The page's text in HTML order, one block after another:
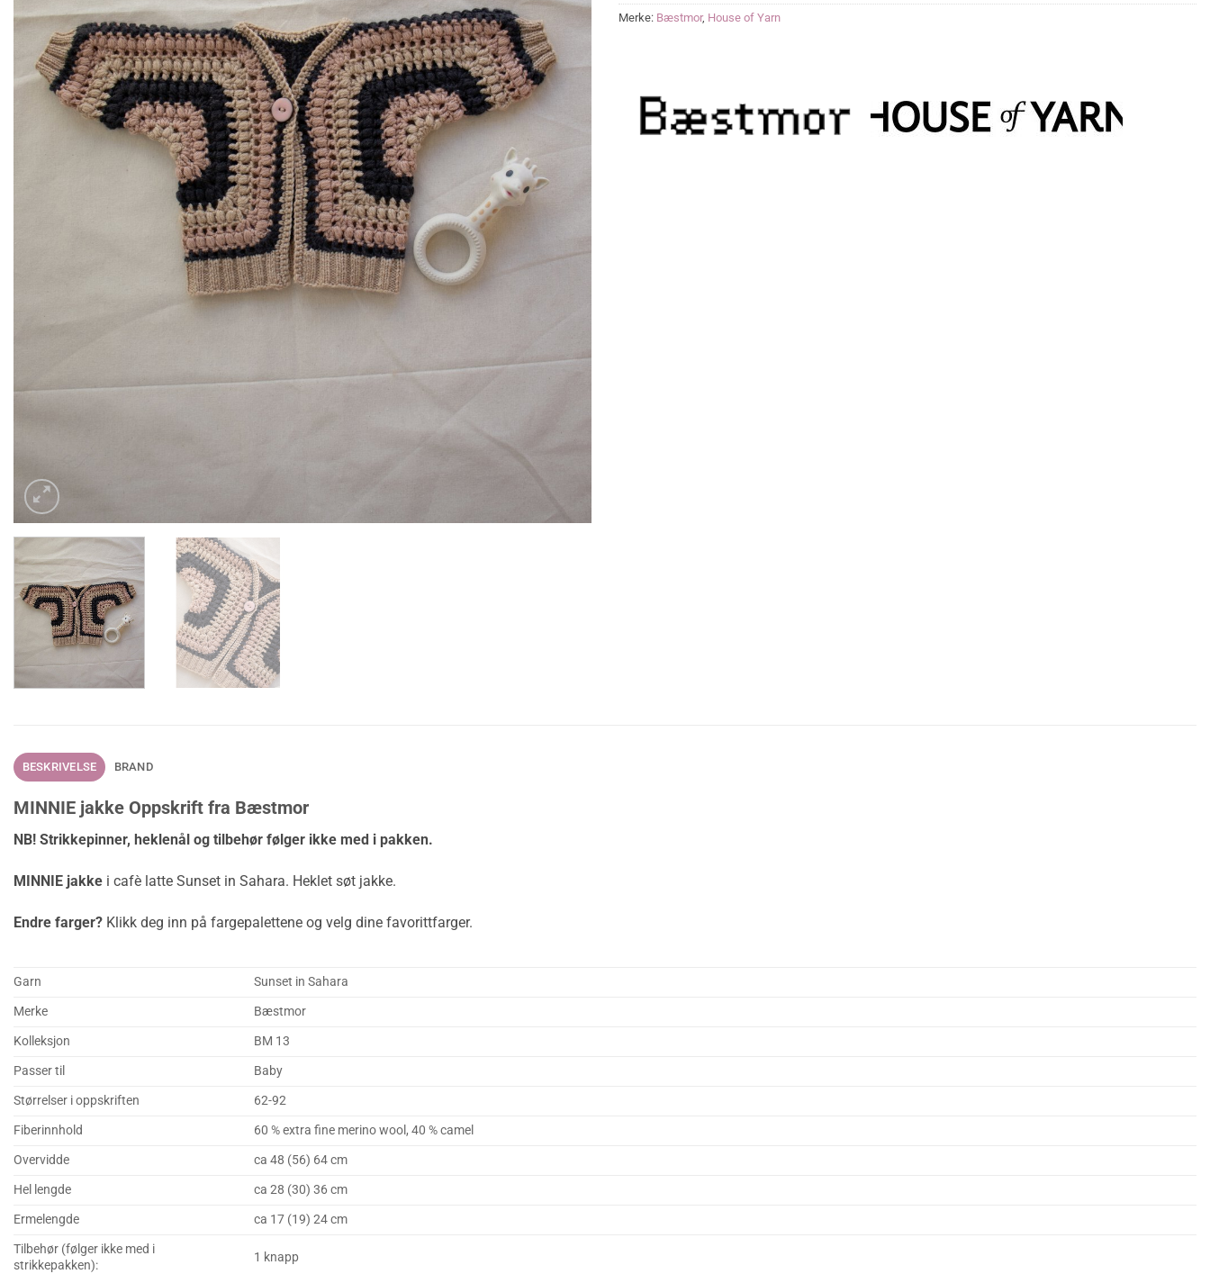
Merke: Bæstmor, House of Yarn
BESKRIVELSE BRAND
MINNIE jakke Oppskrift fra Bæstmor
NB! Strikkepinner, heklenål og tilbehør følger ikke med i pakken.
MINNIE jakke i cafè latte Sunset in Sahara. Heklet søt jakke.
Endre farger? Klikk deg inn på fargepalettene og velg dine favorittfarger.
Garn
Sunset in Sahara
Merke
Bæstmor
Kolleksjon
BM 13
Passer til
Baby
Størrelser i oppskriften
62-92
Fiberinnhold
60 % extra fine merino wool, 40 % camel
Overvidde
ca 48 (56) 64 cm
Hel lengde
ca 28 (30) 36 cm
Ermelengde
ca 17 (19) 24 cm
Tilbehør (følger ikke med i
strikkepakken):
1 knapp